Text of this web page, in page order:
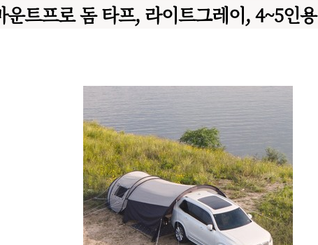
운트프로 돔 타프, 라이트그레이, 4~5인용